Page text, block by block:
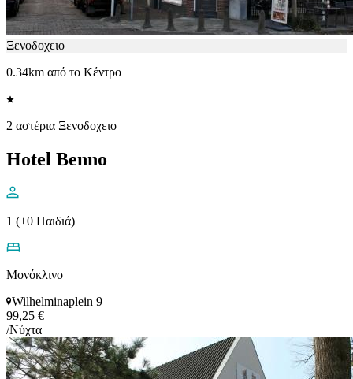
Ξενοδοχειο
0.34km από το Κέντρο
2 αστέρια Ξενοδοχειο
Hotel Benno
1 (+0 Παιδιά)
Μονόκλινο
Wilhelminaplein 9
99,25 €
/Νύχτα